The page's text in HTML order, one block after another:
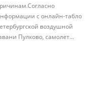
с онлайн-табло
воздушной
Пулково, самолет...